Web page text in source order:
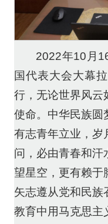
2022年10月
国代表大会大幕
行，无论世界风云
使命。中华民族圆
有志青年立业，岁
问，必由青春和汗
望星空，更有赖于
矢志遵从党和民族
教育中用马克思主